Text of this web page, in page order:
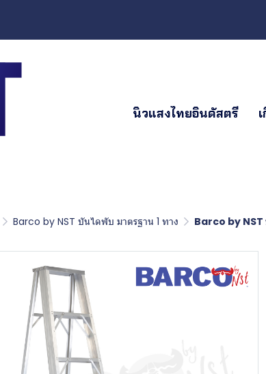
นิวแสงไทยอินดัสตรี
Barco by NST บันไดพับ มาตรฐาน 1 ทาง Barco by NST